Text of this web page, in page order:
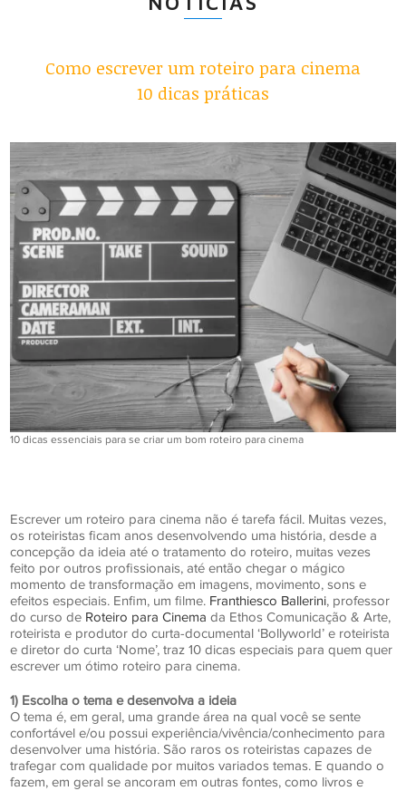
Como escrever um roteiro para cinema
10 dicas práticas
10 dicas essenciais para se criar um bom roteiro para cinema
Escrever um roteiro para cinema não é tarefa fácil. Muitas vezes,
os roteiristas ficam anos desenvolvendo uma história, desde a
concepção da ideia até o tratamento do roteiro, muitas vezes
feito por outros profissionais, até então chegar o mágico
momento de transformação em imagens, movimento, sons e
efeitos especiais. Enfim, um filme. Franthiesco Ballerini, professor
do curso de Roteiro para Cinema da Ethos Comunicação & Arte,
roteirista e produtor do curta-documental ‘Bollyworld’ e roteirista
e diretor do curta ‘Nome’, traz 10 dicas especiais para quem quer
escrever um ótimo roteiro para cinema.
1) Escolha o tema e desenvolva a ideia
O tema é, em geral, uma grande área na qual você se sente
confortável e/ou possui experiência/vivência/conhecimento para
desenvolver uma história. São raros os roteiristas capazes de
trafegar com qualidade por muitos variados temas. E quando o
fazem, em geral se ancoram em outras fontes, como livros e